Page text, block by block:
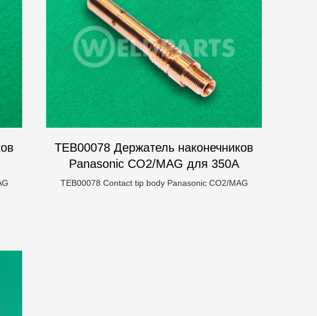
TEB00078 Держатель наконечников
Panasonic CO2/MAG для 350А
TEB00078 Contact tip body Panasonic CO2/MAG